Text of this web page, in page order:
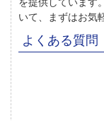
いて、まずはお気
よくある質問